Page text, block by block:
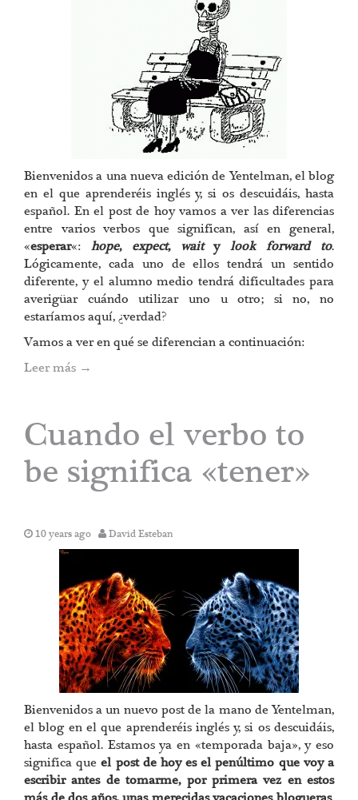
Bienvenidos a una nueva edición de Yentelman, el blog
en el que aprenderéis inglés y, si os descuidáis, hasta
español. En el post de hoy vamos a ver las diferencias
entre varios verbos que significan, así en general,
«esperar«: hope, expect, waitylook forward to.
Lógicamente, cada uno de ellos tendrá un sentido
diferente, y el alumno medio tendrá dificultades para
averigüar cuándo utilizar uno u otro; si no, no
estaríamos aquí, ¿verdad?
Vamos a ver en qué se diferencian a continuación:
Leer más →
Cuando el verbo to
be significa «tener»
10 years ago David Esteban
Bienvenidos a un nuevo post de la mano de Yentelman,
el blog en el que aprenderéis inglés y, si os descuidáis,
hasta español. Estamos ya en «temporada baja», y eso
significa queel post de hoy es el penúltimo que voy a
escribir antes de tomarme, por primera vez en estos